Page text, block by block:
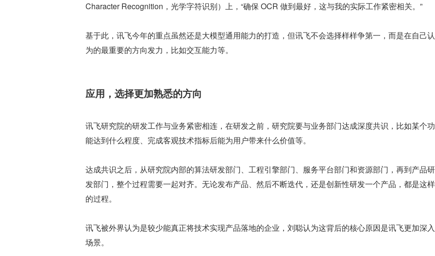
Character Recognition，光学字符识别）上，“确保 OCR 做到最好，这与我的实际工作紧密相关。”
基于此，讯飞今年的重点虽然还是大模型通用能力的打造，但讯飞不会选择样样争第一，而是在自己认
为的最重要的方向发力，比如交互能力等。
应用，选择更加熟悉的方向
讯飞研究院的研发工作与业务紧密相连，在研发之前，研究院要与业务部门达成深度共识，比如某个功
能达到什么程度、完成客观技术指标后能为用户带来什么价值等。
达成共识之后，从研究院内部的算法研发部门、工程引擎部门、服务平台部门和资源部门，再到产品研
发部门，整个过程需要一起对齐。无论发布产品、然后不断迭代，还是创新性研发一个产品，都是这样
的过程。
讯飞被外界认为是较少能真正将技术实现产品落地的企业，刘聪认为这背后的核心原因是讯飞更加深入
场景。